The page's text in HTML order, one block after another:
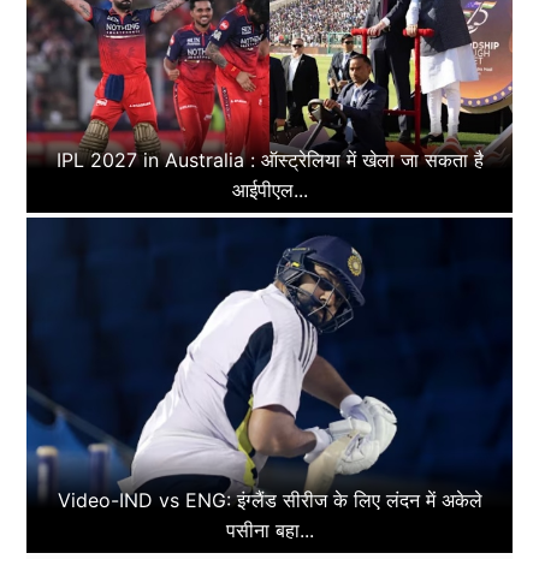
IPL 2027 in Australia : ऑस्ट्रेलिया में खेला जा सकता है
आईपीएल...
Video-IND vs ENG: इंग्लैंड सीरीज के लिए लंदन में अकेले
पसीना बहा...